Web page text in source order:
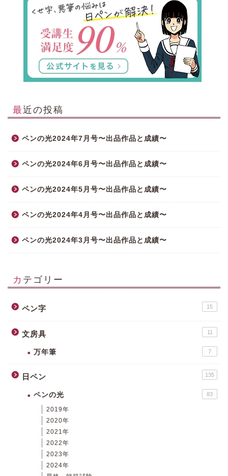
最近の投稿
ペンの光2024年7月号〜出品作品と成績〜
ペンの光2024年6月号〜出品作品と成績〜
ペンの光2024年5月号〜出品作品と成績〜
ペンの光2024年4月号〜出品作品と成績〜
ペンの光2024年3月号〜出品作品と成績〜
カテゴリー
ペン字 15
文房具 11
万年筆 7
日ペン 135
ペンの光 83
2019年
2020年
2021年
2022年
2023年
2024年